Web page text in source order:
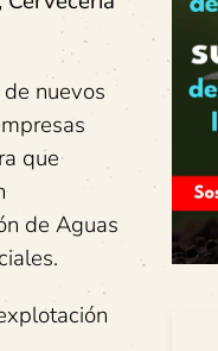
nuevos
que
de Aguas